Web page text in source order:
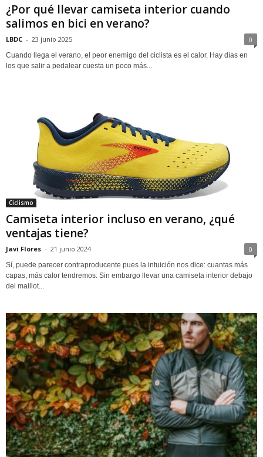
¿Por qué llevar camiseta interior cuando
salimos en bici en verano?
LBDC - 23 junio 2025 0
Cuando llega el verano, el peor enemigo del ciclista es el calor. Hay días en
los que salir a pedalear cuesta un poco más...
Ciclismo
Camiseta interior incluso en verano, ¿qué
ventajas tiene?
Javi Flores - 21 junio 2024 0
Sí, puede parecer contraproducente pues la intuición nos dice: cuantas más
capas, más calor tendremos. Sin embargo llevar una camiseta interior debajo
del maillot...